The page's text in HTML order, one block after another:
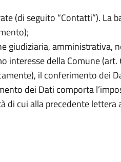
(di seguito “Contatti”). La
giudiziaria, amministrativa,
interesse della Comune
il conferimento dei
dei Dati comporta
cui alla precedente lettera